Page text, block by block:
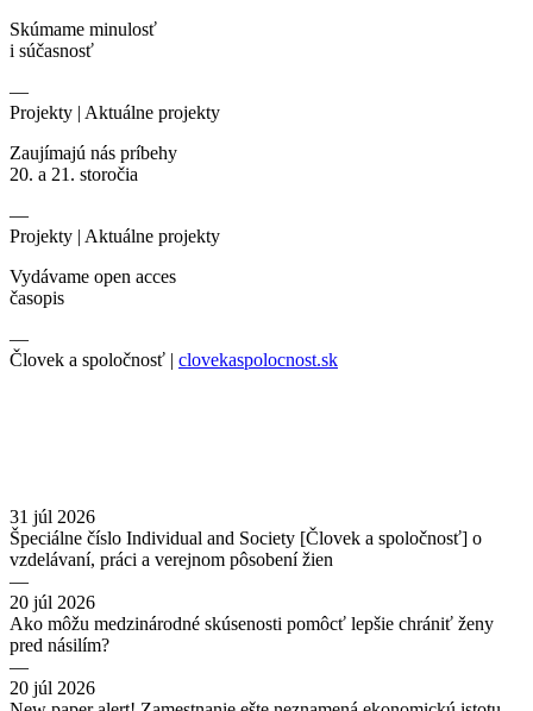
Skúmame minulosť
i súčasnosť
—
Projekty | Aktuálne projekty
Zaujímajú nás príbehy
20. a 21. storočia
—
Projekty | Aktuálne projekty
Vydávame open acces
časopis
—
Človek a spoločnosť | clovekaspolocnost.sk
31 júl 2026
Špeciálne číslo Individual and Society [Človek a spoločnosť] o
vzdelávaní, práci a verejnom pôsobení žien
—
20 júl 2026
Ako môžu medzinárodné skúsenosti pomôcť lepšie chrániť ženy
pred násilím?
—
20 júl 2026